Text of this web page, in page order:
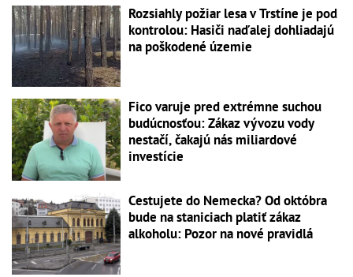
Rozsiahly požiar lesa v Trstíne je pod
kontrolou: Hasiči naďalej dohliadajú
na poškodené územie
Fico varuje pred extrémne suchou
budúcnosťou: Zákaz vývozu vody
nestačí, čakajú nás miliardové
investície
Cestujete do Nemecka? Od októbra
bude na staniciach platiť zákaz
alkoholu: Pozor na nové pravidlá